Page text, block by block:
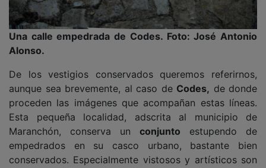
Una calle empedrada de Codes. Foto: José Antonio
Alonso.
aunque sea brevemente, al caso deCodes,
de donde
proceden las imágenes que acompañan estas líneas.
Esta pequeña localidad, adscrita al municipio de
Maranchón, conserva unconjuntoestupendo de
empedrados en su casco urbano, bastante bien
conservados. Especialmente vistosos y artísticos son
los que se ubican en los atrios de su iglesia parroquial